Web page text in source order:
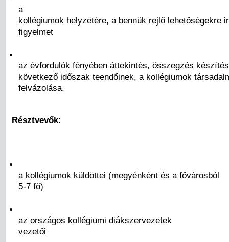
a
kollégiumok helyzetére, a bennük rejlő lehetőségekre
figyelmet
az évfordulók fényében áttekintés, összegzés
következő időszak teendőinek, a kollégiumok
felvázolása.
Résztvevők:
a kollégiumok küldöttei (megyénként és a fővárosból
5-7 fő)
az országos kollégiumi diákszervezetek
vezetői